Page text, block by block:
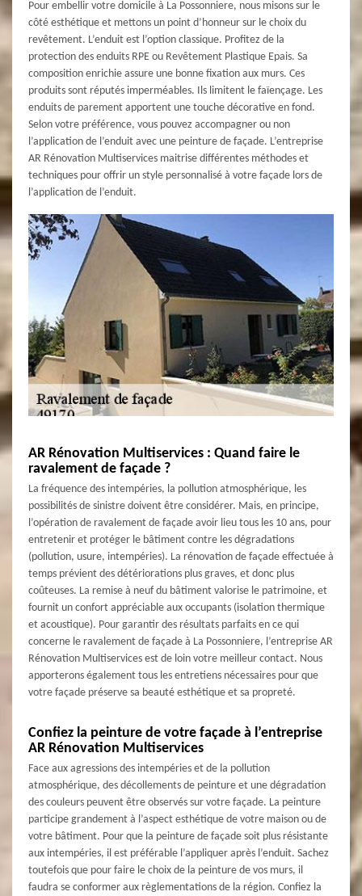
Pour embellir votre domicile à La Possonniere, nous misons sur le
côté esthétique et mettons un point d’honneur sur le choix du
revêtement. L’enduit est l’option classique. Profitez de la
protection des enduits RPE ou Revêtement Plastique Epais. Sa
composition enrichie assure une bonne fixation aux murs. Ces
produits sont réputés imperméables. Ils limitent le faïençage. Les
enduits de parement apportent une touche décorative en fond.
Selon votre préférence, vous pouvez accompagner ou non
l’application de l’enduit avec une peinture de façade. L’entreprise
AR Rénovation Multiservices maitrise différentes méthodes et
techniques pour offrir un style personnalisé à votre façade lors de
l’application de l’enduit.
AR Rénovation Multiservices : Quand faire le
ravalement de façade ?
La fréquence des intempéries, la pollution atmosphérique, les
possibilités de sinistre doivent être considérer. Mais, en principe,
l’opération de ravalement de façade avoir lieu tous les 10 ans, pour
entretenir et protéger le bâtiment contre les dégradations
(pollution, usure, intempéries). La rénovation de façade effectuée à
temps prévient des détériorations plus graves, et donc plus
coûteuses. La remise à neuf du bâtiment valorise le patrimoine, et
fournit un confort appréciable aux occupants (isolation thermique
et acoustique). Pour garantir des résultats parfaits en ce qui
concerne le ravalement de façade à La Possonniere, l’entreprise AR
Rénovation Multiservices est de loin votre meilleur contact. Nous
apporterons également tous les entretiens nécessaires pour que
votre façade préserve sa beauté esthétique et sa propreté.
Confiez la peinture de votre façade à l’entreprise
AR Rénovation Multiservices
Face aux agressions des intempéries et de la pollution
atmosphérique, des décollements de peinture et une dégradation
des couleurs peuvent être observés sur votre façade. La peinture
participe grandement à l’aspect esthétique de votre maison ou de
votre bâtiment. Pour que la peinture de façade soit plus résistante
aux intempéries, il est préférable l’appliquer après l’enduit. Sachez
toutefois que pour faire le choix de la peinture de vos murs, il
faudra se conformer aux règlementations de la région. Confiez la